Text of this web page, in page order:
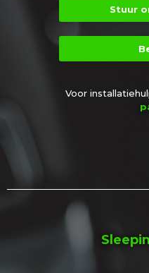
Stuur
Voor